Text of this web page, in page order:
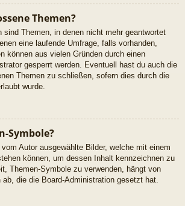
Themen?
sind Themen, in denen nicht mehr geantwortet
eine laufende Umfrage, falls vorhanden,
können aus vielen Gründen durch einen
gesperrt werden. Eventuell hast du auch die
Themen zu schließen, sofern dies durch die
wurde.
Symbole?
Autor ausgewählte Bilder, welche mit einem
können, um dessen Inhalt kennzeichnen zu
Themen-Symbole zu verwenden, hängt von
die die Board-Administration gesetzt hat.